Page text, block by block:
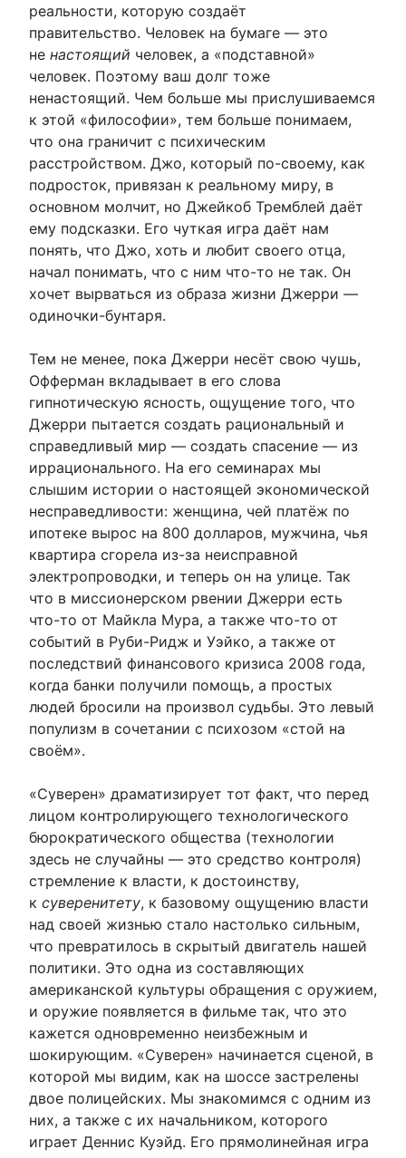
реальности, которую создаёт
правительство. Человек на бумаге — это
не настоящий человек, а «подставной»
человек. Поэтому ваш долг тоже
ненастоящий. Чем больше мы прислушиваемся
к этой «философии», тем больше понимаем,
что она граничит с психическим
расстройством. Джо, который по-своему, как
подросток, привязан к реальному миру, в
основном молчит, но Джейкоб Тремблей даёт
ему подсказки. Его чуткая игра даёт нам
понять, что Джо, хоть и любит своего отца,
начал понимать, что с ним что-то не так. Он
хочет вырваться из образа жизни Джерри —
одиночки-бунтаря.
Тем не менее, пока Джерри несёт свою чушь,
Офферман вкладывает в его слова
гипнотическую ясность, ощущение того, что
Джерри пытается создать рациональный и
справедливый мир — создать спасение — из
иррационального. На его семинарах мы
слышим истории о настоящей экономической
несправедливости: женщина, чей платёж по
ипотеке вырос на 800 долларов, мужчина, чья
квартира сгорела из-за неисправной
электропроводки, и теперь он на улице. Так
что в миссионерском рвении Джерри есть
что-то от Майкла Мура, а также что-то от
событий в Руби-Ридж и Уэйко, а также от
последствий финансового кризиса 2008 года,
когда банки получили помощь, а простых
людей бросили на произвол судьбы. Это левый
популизм в сочетании с психозом «стой на
своём».
«Суверен» драматизирует тот факт, что перед
лицом контролирующего технологического
бюрократического общества (технологии
здесь не случайны — это средство контроля)
стремление к власти, к достоинству,
к суверенитету, к базовому ощущению власти
над своей жизнью стало настолько сильным,
что превратилось в скрытый двигатель нашей
политики. Это одна из составляющих
американской культуры обращения с оружием,
и оружие появляется в фильме так, что это
кажется одновременно неизбежным и
шокирующим. «Суверен» начинается сценой, в
которой мы видим, как на шоссе застрелены
двое полицейских. Мы знакомимся с одним из
них, а также с их начальником, которого
играет Деннис Куэйд. Его прямолинейная игра